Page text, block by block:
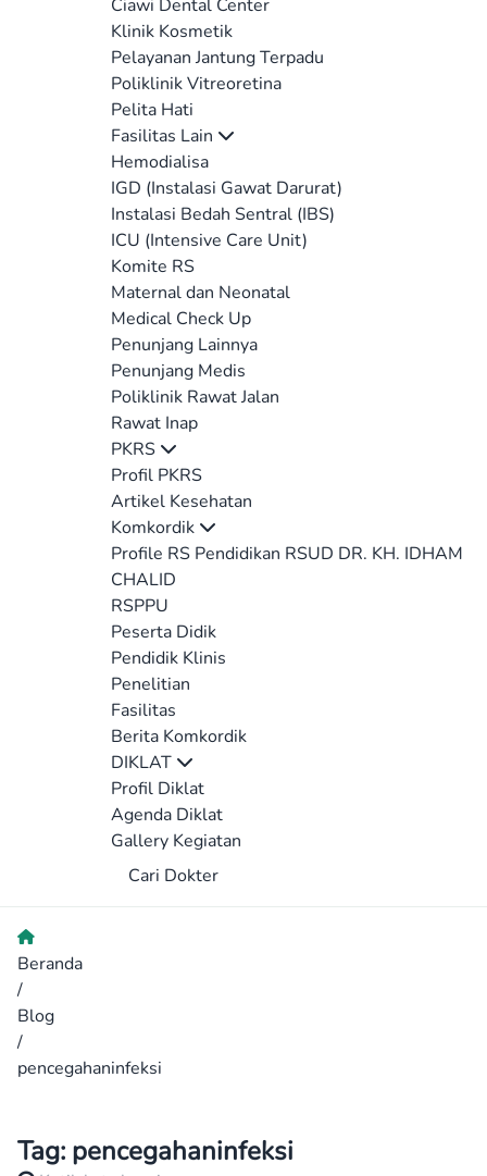
Ciawi Dental Center
Klinik Kosmetik
Pelayanan Jantung Terpadu
Poliklinik Vitreoretina
Pelita Hati
Fasilitas Lain
Hemodialisa
IGD (Instalasi Gawat Darurat)
Instalasi Bedah Sentral (IBS)
ICU (Intensive Care Unit)
Komite RS
Maternal dan Neonatal
Medical Check Up
Penunjang Lainnya
Penunjang Medis
Poliklinik Rawat Jalan
Rawat Inap
PKRS
Profil PKRS
Artikel Kesehatan
Komkordik
Profile RS Pendidikan RSUD DR. KH. IDHAM
CHALID
RSPPU
Peserta Didik
Pendidik Klinis
Penelitian
Fasilitas
Berita Komkordik
DIKLAT
Profil Diklat
Agenda Diklat
Gallery Kegiatan
Cari Dokter
Beranda
/
Blog
/
pencegahaninfeksi
Tag: pencegahaninfeksi